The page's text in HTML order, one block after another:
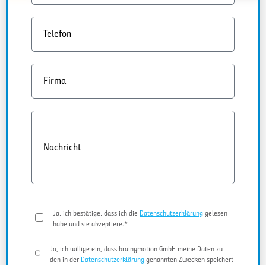
Telefon
Firma
Nachricht
Ja, ich bestätige, dass ich die Datenschutzerklärung gelesen
habe und sie akzeptiere.*
Ja, ich willige ein, dass brainymotion GmbH meine Daten zu
den in der Datenschutzerklärung genannten Zwecken speichert